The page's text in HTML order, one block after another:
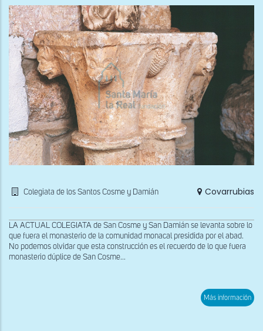
Colegiata de los Santos Cosme y Damián Covarrubias
LA ACTUAL COLEGIATA de San Cosme y San Damián se levanta sobre lo
que fuera el monasterio de la comunidad monacal presidida por el abad.
No podemos olvidar que esta construcción es el recuerdo de lo que fuera
monasterio dúplice de San Cosme...
Más información